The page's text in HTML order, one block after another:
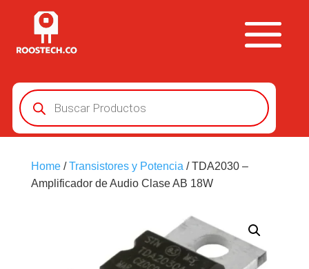
Búsqueda
de
productos
Home/Transistores y Potencia / TDA2030 –
Amplificador de Audio Clase AB 18W